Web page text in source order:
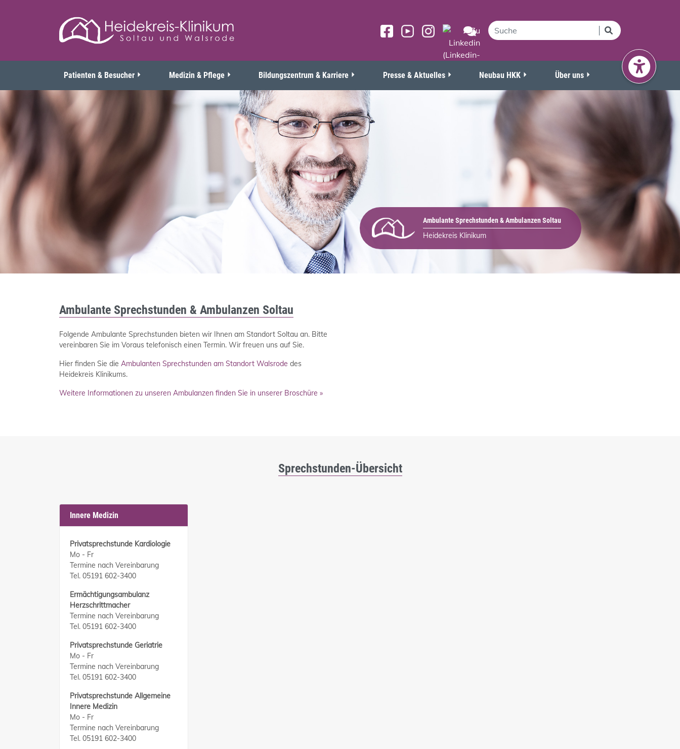
Patienten & Besucher Medizin & Pflege Bildungszentrum & Karriere Presse & Aktuelles Neubau HKK Über uns
Ambulante Sprechstunden & Ambulanzen Soltau
Heidekreis Klinikum
Ambulante Sprechstunden & Ambulanzen Soltau
Folgende Ambulante Sprechstunden bieten wir Ihnen am Standort Soltau an. Bitte
vereinbaren Sie im Voraus telefonisch einen Termin. Wir freuen uns auf Sie.
Hier finden Sie die Ambulanten Sprechstunden am Standort Walsrode des
Heidekreis Klinikums.
Weitere Informationen zu unseren Ambulanzen finden Sie in unserer Broschüre »
Sprechstunden-Übersicht
Innere Medizin
Privatsprechstunde Kardiologie
Mo - Fr
Termine nach Vereinbarung
Tel. 05191 602-3400
Ermächtigungsambulanz
Herzschrittmacher
Termine nach Vereinbarung
Tel. 05191 602-3400
Privatsprechstunde Geriatrie
Mo - Fr
Termine nach Vereinbarung
Tel. 05191 602-3400
Privatsprechstunde Allgemeine
Innere Medizin
Mo - Fr
Termine nach Vereinbarung
Tel. 05191 602-3400